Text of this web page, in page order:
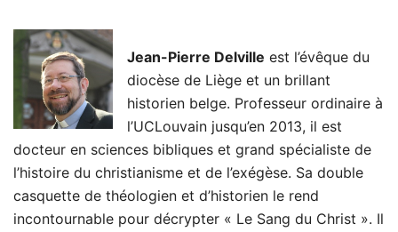
Jean-Pierre Delville est l’évêque du
diocèse de Liège et un brillant
historien belge. Professeur ordinaire à
l’UCLouvain jusqu’en 2013, il est
docteur en sciences bibliques et grand spécialiste de
l’histoire du christianisme et de l’exégèse. Sa double
casquette de théologien et d’historien le rend
incontournable pour décrypter « Le Sang du Christ ». Il